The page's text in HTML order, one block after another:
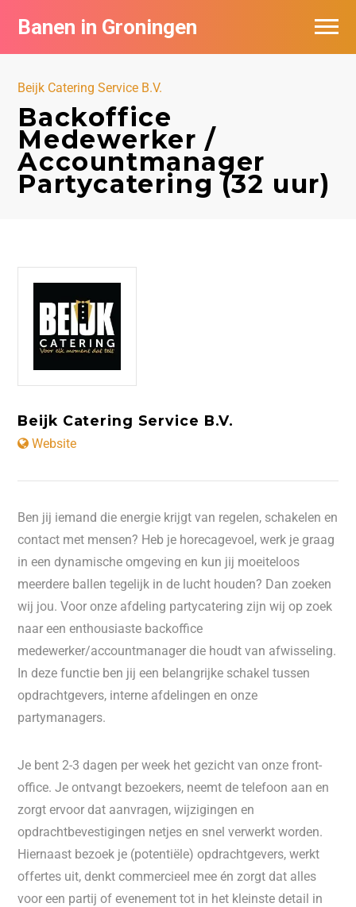
Banen in Groningen
Beijk Catering Service B.V.
Backoffice
Medewerker /
Accountmanager
Partycatering (32 uur)
Beijk Catering Service B.V.
Website
Ben jij iemand die energie krijgt van regelen, schakelen en
contact met mensen? Heb je horecagevoel, werk je graag
in een dynamische omgeving en kun jij moeiteloos
meerdere ballen tegelijk in de lucht houden? Dan zoeken
wij jou. Voor onze afdeling partycatering zijn wij op zoek
naar een enthousiaste backoffice
medewerker/accountmanager die houdt van afwisseling.
In deze functie ben jij een belangrijke schakel tussen
opdrachtgevers, interne afdelingen en onze
partymanagers.
Je bent 2-3 dagen per week het gezicht van onze front-
office. Je ontvangt bezoekers, neemt de telefoon aan en
zorgt ervoor dat aanvragen, wijzigingen en
opdrachtbevestigingen netjes en snel verwerkt worden.
Hiernaast bezoek je (potentiële) opdrachtgevers, werkt
offertes uit, denkt commercieel mee én zorgt dat alles
voor een partij of evenement tot in het kleinste detail in
Vacatures per bedrijf
De populairste vacatures in Groningen
Nieuwsbrief feed